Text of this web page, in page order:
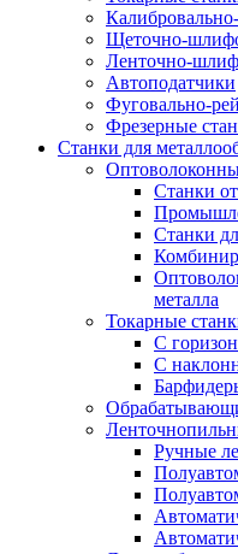
Щеточно-
Ленточно-
Автоподатчики
Фуговально-
Фрезерные
Станки для
Станки
Станки
металла
Токарные
С
С
Ручные